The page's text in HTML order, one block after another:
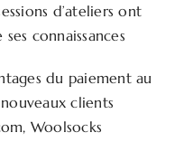
d’ateliers ont
connaissances
du paiement au
clients
Woolsocks